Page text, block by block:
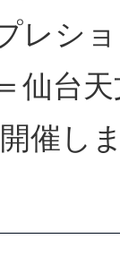
レシ
仙台
催し